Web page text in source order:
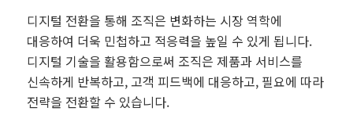
디지털 전환을 통해 조직은 변화하는 시장 역학에
대응하여 더욱 민첩하고 적응력을 높일 수 있게 됩니다.
디지털 기술을 활용함으로써 조직은 제품과 서비스를
신속하게 반복하고, 고객 피드백에 대응하고, 필요에 따라
전략을 전환할 수 있습니다.